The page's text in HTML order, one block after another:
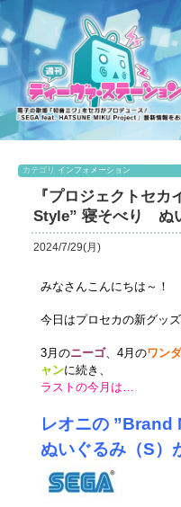
カテゴリ インフォメーション
『プロジェクトセ
Style” 寝そべり ぬ
2024/7/29(月)
みなさんこんにちは～！
今日はプロセカの新グッ
3月のニーゴ、4月のワン
ャンに続き、
ラストの今月は…
レオニの
ぬいぐるみ（S）